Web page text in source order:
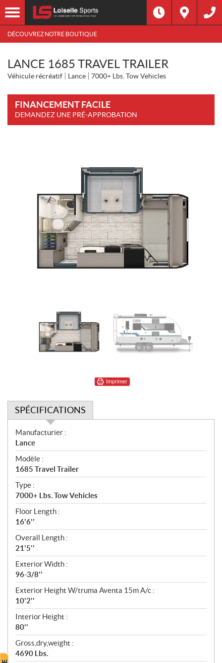
DÉCOUVREZ NOTRE BOUTIQUE
LANCE 1685 TRAVEL TRAILER
Véhicule récréatif Lance 7000+ Lbs. Tow Vehicles
FINANCEMENT FACILE
DEMANDEZ UNE PRÉ-APPROBATION
Imprimer
SPÉCIFICATIONS
S
p
é
c
i
f
i
c
a
t
i
o
n
s
Manufacturier :
Lance
Modèle :
1685 Travel Trailer
Type :
7000+ Lbs. Tow Vehicles
Floor Length :
16'6''
Overall Length :
21'5''
Exterior Width :
96-3/8''
Exterior Height W/truma Aventa 15m A/c :
10'2''
Interior Height :
80''
Gross,dry,weight :
4690 Lbs.